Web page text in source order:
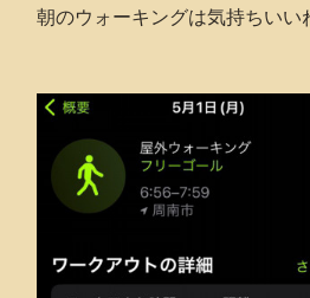
朝のウォーキングは気持ちいい